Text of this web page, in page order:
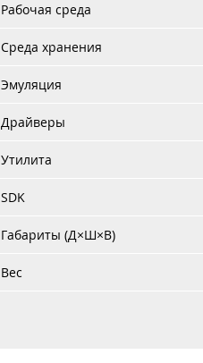
Рабочая среда
Среда хранения
Эмуляция
Драйверы
Утилита
SDK
Габариты (Д×Ш×В)
Вес